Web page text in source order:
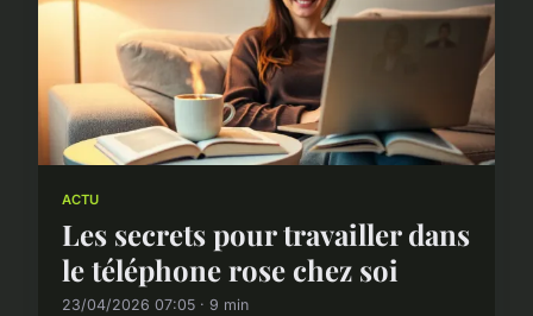
ACTU
Les secrets pour travailler dans
le téléphone rose chez soi
23/04/2026 07:05 · 9 min